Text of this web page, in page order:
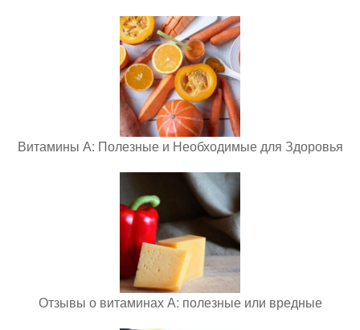
Витамины А: Полезные и Необходимые для Здоровья
Отзывы о витаминах А: полезные или вредные